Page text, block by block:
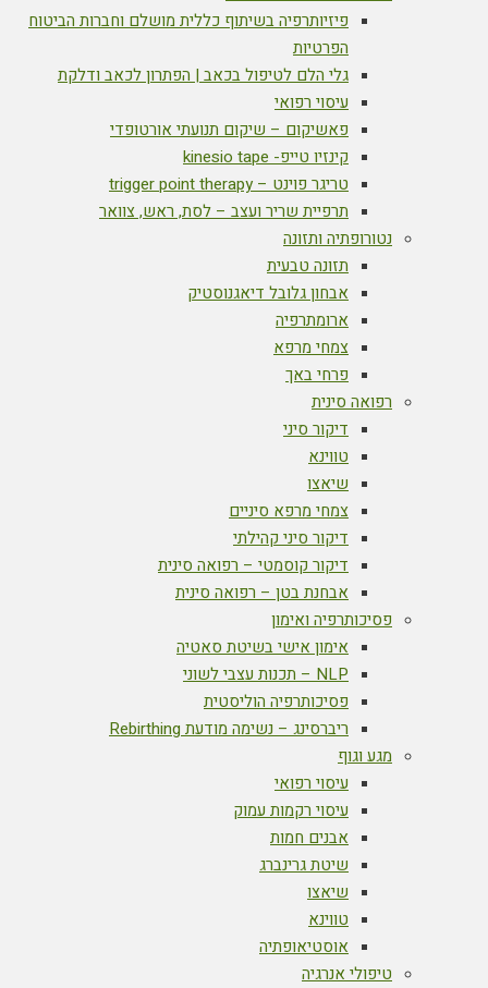
פיזיותרפיה בשיתוף כללית מושלם וחברות הביטוח
הפרטיות
גלי הלם לטיפול בכאב | הפתרון לכאב ודלקת
עיסוי רפואי
פאשיקום – שיקום תנועתי אורטופדי
קינזיו טייפ- kinesio tape
טריגר פוינט – trigger point therapy
תרפיית שריר ועצב – לסת, ראש, צוואר
נטורופתיה ותזונה
תזונה טבעית
אבחון גלובל דיאגנוסטיק
ארומתרפיה
צמחי מרפא
פרחי באך
רפואה סינית
דיקור סיני
טווינא
שיאצו
צמחי מרפא סיניים
דיקור סיני קהילתי
דיקור קוסמטי – רפואה סינית
אבחנת בטן – רפואה סינית
פסיכותרפיה ואימון
אימון אישי בשיטת סאטיה
NLP – תכנות עצבי לשוני
פסיכותרפיה הוליסטית
ריברסינג – נשימה מודעת Rebirthing
מגע וגוף
עיסוי רפואי
עיסוי רקמות עמוק
אבנים חמות
שיטת גרינברג
שיאצו
טווינא
אוסטיאופתיה
טיפולי אנרגיה